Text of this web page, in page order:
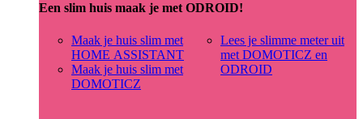
Een slim huis maak je met ODROID!
Maak je huis slim met
HOME ASSISTANT
Maak je huis slim met
DOMOTICZ
Lees je slimme meter uit
met DOMOTICZ en
ODROID